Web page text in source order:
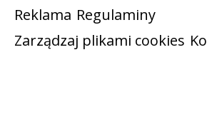
Reklama Regulaminy
Zarządzaj plikami cookies